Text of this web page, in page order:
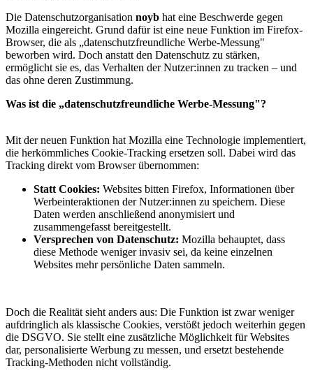
Die Datenschutzorganisation noyb hat eine Beschwerde gegen
Mozilla eingereicht. Grund dafür ist eine neue Funktion im Firefox-
Browser, die als „datenschutzfreundliche Werbe-Messung"
beworben wird. Doch anstatt den Datenschutz zu stärken,
ermöglicht sie es, das Verhalten der Nutzer:innen zu tracken – und
das ohne deren Zustimmung.
Was ist die „datenschutzfreundliche Werbe-Messung"?
Mit der neuen Funktion hat Mozilla eine Technologie implementiert,
die herkömmliches Cookie-Tracking ersetzen soll. Dabei wird das
Tracking direkt vom Browser übernommen:
Statt Cookies: Websites bitten Firefox, Informationen über
Werbeinteraktionen der Nutzer:innen zu speichern. Diese
Daten werden anschließend anonymisiert und
zusammengefasst bereitgestellt.
Versprechen von Datenschutz: Mozilla behauptet, dass
diese Methode weniger invasiv sei, da keine einzelnen
Websites mehr persönliche Daten sammeln.
Doch die Realität sieht anders aus: Die Funktion ist zwar weniger
aufdringlich als klassische Cookies, verstößt jedoch weiterhin gegen
die DSGVO. Sie stellt eine zusätzliche Möglichkeit für Websites
dar, personalisierte Werbung zu messen, und ersetzt bestehende
Tracking-Methoden nicht vollständig.